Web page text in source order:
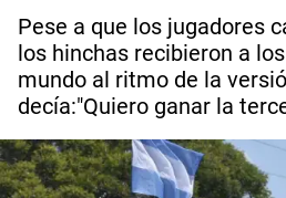
Pese a que los jugadores
los hinchas recibieron a
mundo al ritmo de la
decía:"Quiero ganar la